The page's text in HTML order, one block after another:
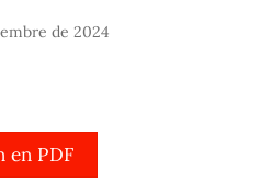
de 2024
en PDF